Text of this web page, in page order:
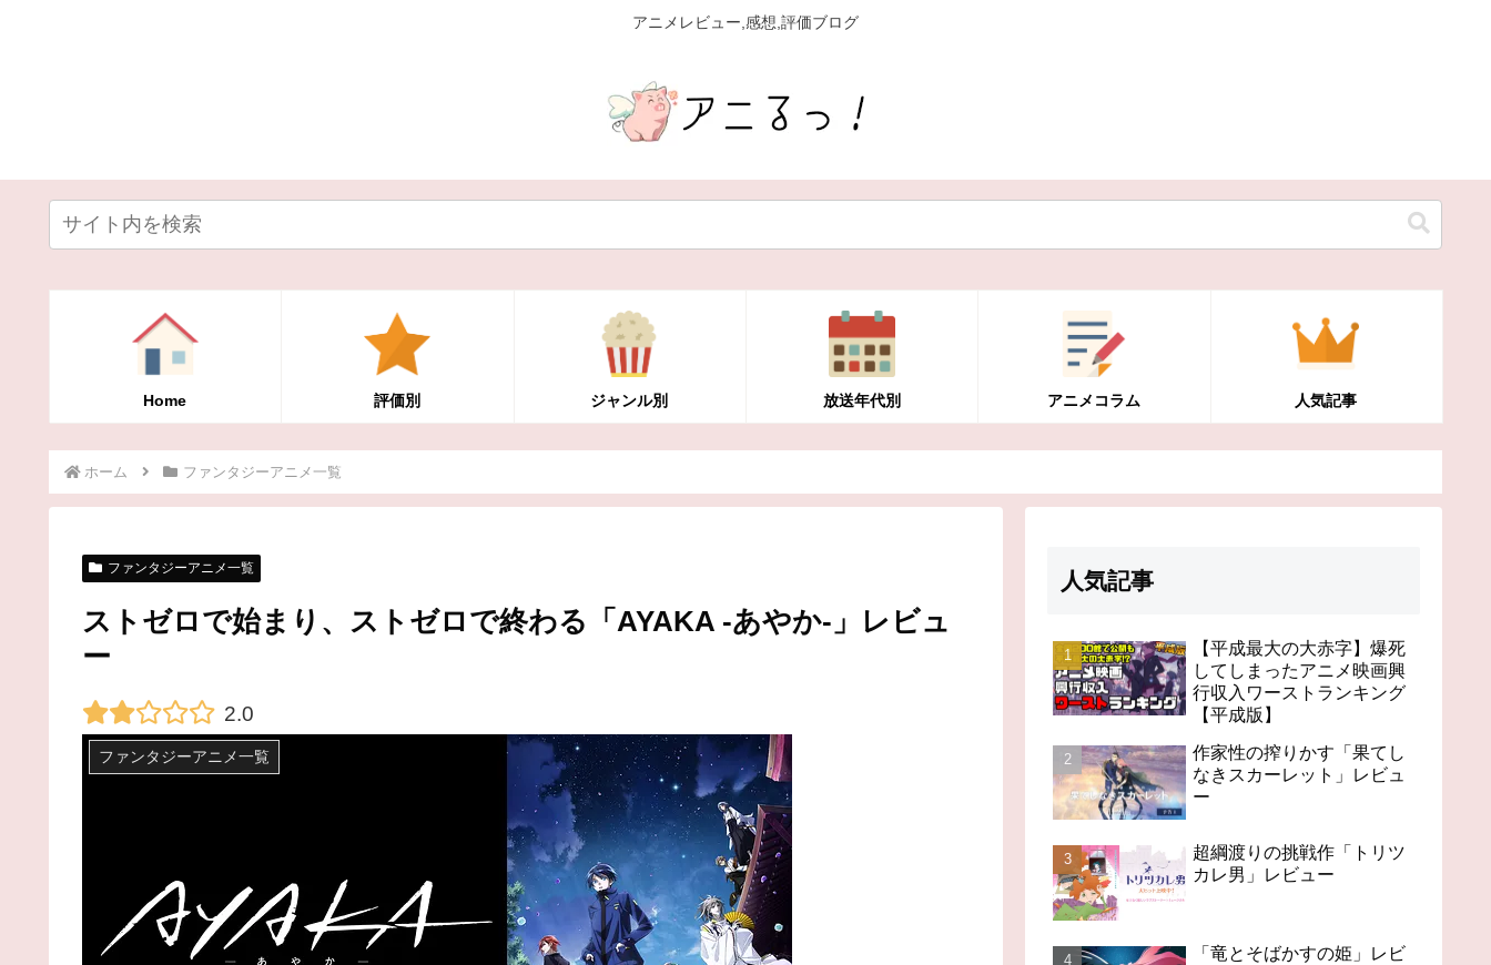
アニメレビュー,感想,評価ブログ
Home 評価別 ジャンル別 放送年代別 アニメコラム 人気記事
ホーム ファンタジーアニメ一覧
ファンタジーアニメ一覧
ストゼロで始まり、ストゼロで終わる「AYAKA ‐あやか‐」レビュ
ー
2.0
ファンタジーアニメ一覧
人気記事
【平成最大の大赤字】爆死
してしまったアニメ映画興
行収入ワーストランキング
【平成版】
作家性の搾りかす「果てし
なきスカーレット」レビュ
ー
超綱渡りの挑戦作「トリツ
カレ男」レビュー
「竜とそばかすの姫」レビ